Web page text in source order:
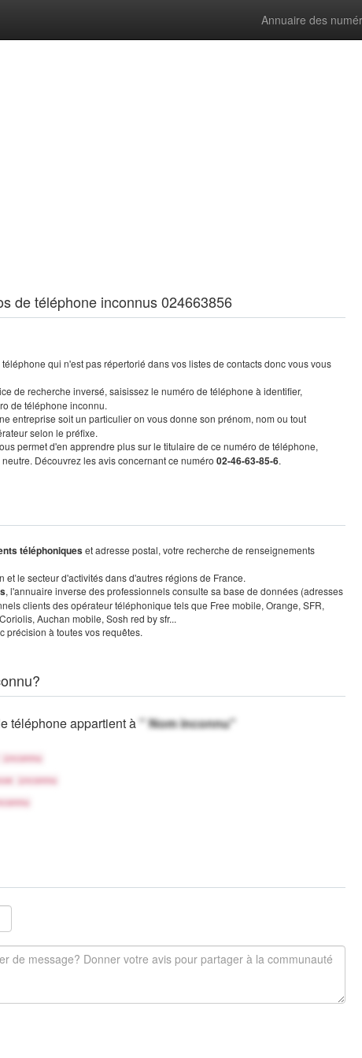
Annuaire des
de téléphone inconnus 024663856
qui n'est pas répertorié dans vos listes de contacts donc vous vous
de recherche inversé, saisissez le numéro de téléphone à identifier,
de téléphone inconnu.
entreprise soit un particulier on vous donne son prénom, nom ou tout
selon le préfixe.
permet d'en apprendre plus sur le titulaire de ce numéro de téléphone,
Découvrez les avis concernant ce numéro 02-46-63-85-6.
téléphoniqueset adresse postal, votre recherche de renseignements
le secteur d'activités dans d'autres régions de France.
, l'annuaire inverse des professionnels consulte sa base de données (adresses
clients des opérateur téléphonique tels que Free mobile, Orange, SFR,
Auchan mobile, Sosh red by sfr...
précision à toutes vos requêtes.
téléphone appartient à" Nom inconnu"
inconnu